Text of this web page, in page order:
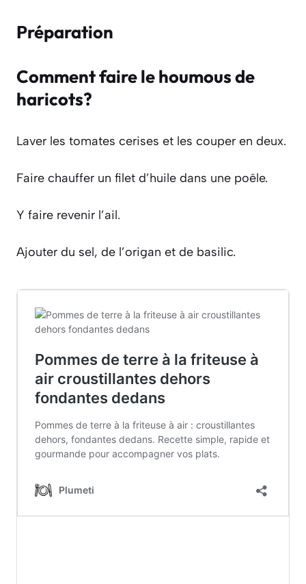
Préparation
Comment faire le houmous de
haricots?
Laver les tomates cerises et les couper en deux.
Faire chauffer un filet d’huile dans une poêle.
Y faire revenir l’ail.
Ajouter du sel, de l’origan et de basilic.